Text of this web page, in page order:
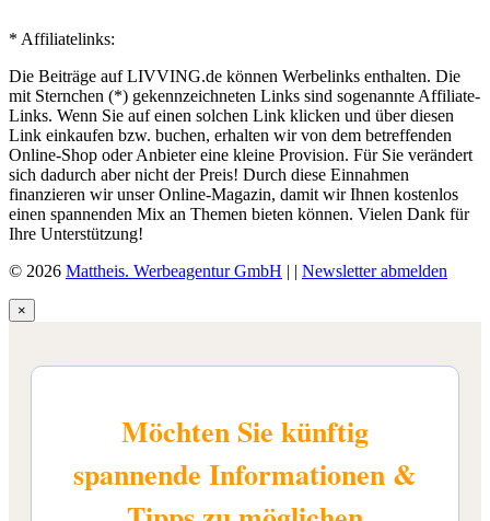
* Affiliatelinks:
Die Beiträge auf LIVVING.de können Werbelinks enthalten. Die
mit Sternchen (*) gekennzeichneten Links sind sogenannte Affiliate-
Links. Wenn Sie auf einen solchen Link klicken und über diesen
Link einkaufen bzw. buchen, erhalten wir von dem betreffenden
Online-Shop oder Anbieter eine kleine Provision. Für Sie verändert
sich dadurch aber nicht der Preis! Durch diese Einnahmen
finanzieren wir unser Online-Magazin, damit wir Ihnen kostenlos
einen spannenden Mix an Themen bieten können. Vielen Dank für
Ihre Unterstützung!
© 2026 Mattheis. Werbeagentur GmbH | | Newsletter abmelden
×